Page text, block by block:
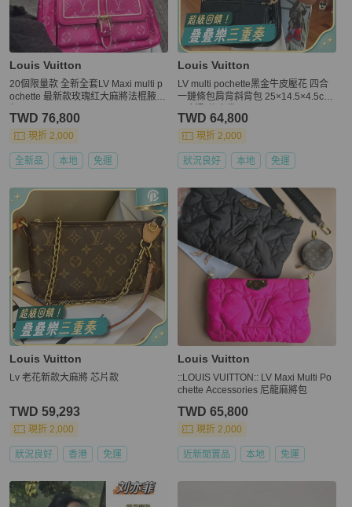
Louis Vuitton
20個限量款 全新全套LV Maxi multi p
ochette 最新款玫瑰红大麻將法棍腋下
TWD 76,800
現折 2,000
全新品 本地 免運
Louis Vuitton
LV multi pochette黑金牛皮壓花 四合
一鏈條包肩背斜背包 25×14.5×4.5cm
TWD 64,800
現折 2,000
狀況良好 本地 免運
Louis Vuitton
Lv 老花新款大麻將 芯片款
TWD 59,293
現折 2,000
狀況良好 香港 免運
Louis Vuitton
::LOUIS VUITTON:: LV Maxi Multi Po
chette Accessories 尼龍麻將包
TWD 65,800
現折 2,000
近新閒置品 本地 免運